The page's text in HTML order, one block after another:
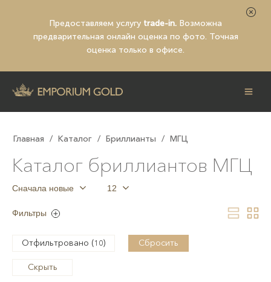
Предоставляем услугу trade-in. Возможна
предварительная онлайн оценка по фото. Точная
оценка только в офисе.
Главная / Каталог / Бриллианты / МГЦ
Каталог бриллиантов МГЦ
Фильтры
Отфильтровано (10) Сбросить
Скрыть
Сначала новые 12